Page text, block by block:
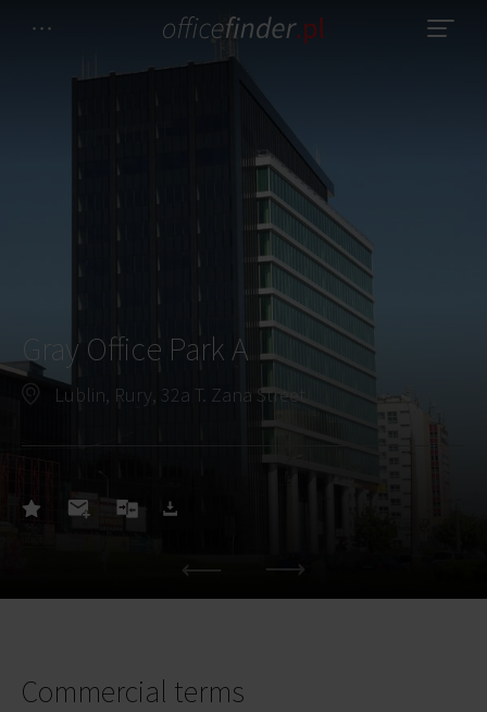
Gray Office Park A
Lublin, Rury, 32a T. Zana Street
Commercial terms